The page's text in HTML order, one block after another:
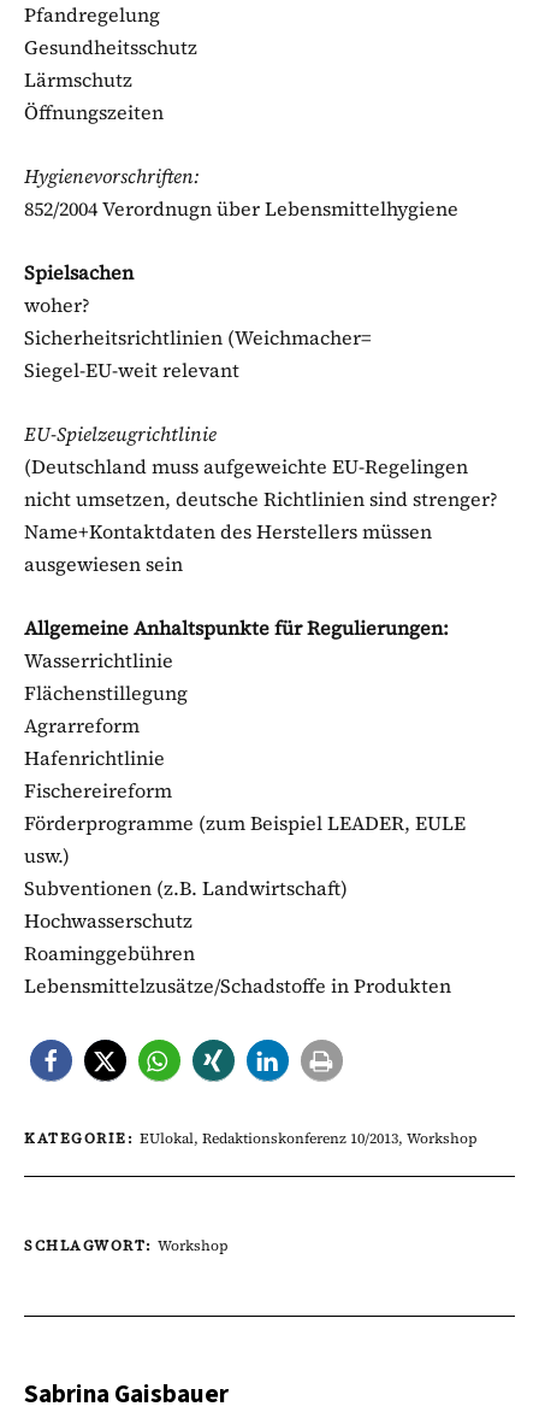
Pfandregelung
Gesundheitsschutz
Lärmschutz
Öffnungszeiten
Hygienevorschriften:
852/2004 Verordnugn über Lebensmittelhygiene
Spielsachen
woher?
Sicherheitsrichtlinien (Weichmacher=
Siegel-EU-weit relevant
EU-Spielzeugrichtlinie
(Deutschland muss aufgeweichte EU-Regelingen
nicht umsetzen, deutsche Richtlinien sind strenger?
Name+Kontaktdaten des Herstellers müssen
ausgewiesen sein
Allgemeine Anhaltspunkte für Regulierungen:
Wasserrichtlinie
Flächenstillegung
Agrarreform
Hafenrichtlinie
Fischereireform
Förderprogramme (zum Beispiel LEADER, EULE
usw.)
Subventionen (z.B. Landwirtschaft)
Hochwasserschutz
Roaminggebühren
Lebensmittelzusätze/Schadstoffe in Produkten
KATEGORIE: EUlokal, Redaktionskonferenz 10/2013, Workshop
SCHLAGWORT: Workshop
Sabrina Gaisbauer